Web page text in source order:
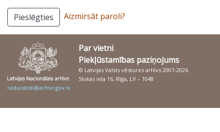
Pieslēgties Aizmirsāt paroli?
Par vietni
Piekļūstamības paziņojums
© Latvijas Valsts vēstures arhīvs 2007-2026
Slokas iela 16, Rīga, LV – 1048
raduraksti@arhivi.gov.lv